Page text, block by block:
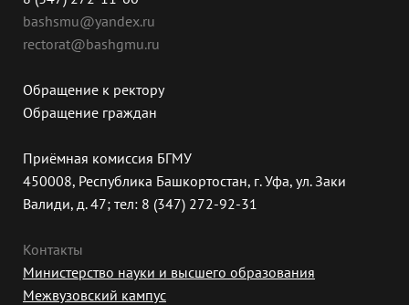
bashsmu@yandex.ru
rectorat@bashgmu.ru
Обращение к ректору
Обращение граждан
Приёмная комиссия БГМУ
450008, Республика Башкортостан, г. Уфа, ул. Заки
Валиди, д. 47; тел: 8 (347) 272-92-31
Контакты
Министерство науки и высшего образования
Межвузовский кампус